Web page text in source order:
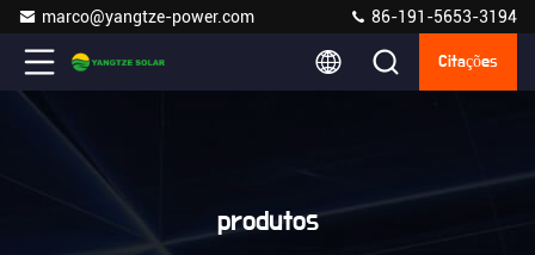
marco@yangtze-power.com 86-191-5653-3194
Citações
produtos